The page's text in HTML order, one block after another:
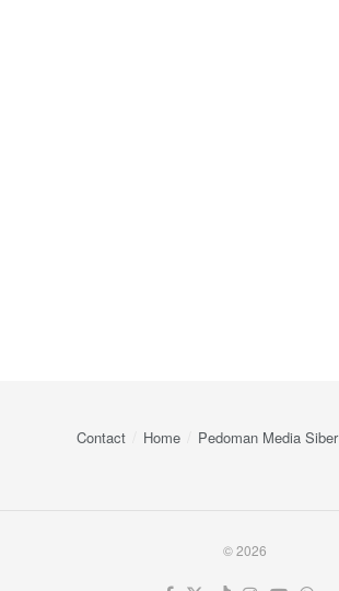
Contact Home Pedoman Media Siber
© 2026